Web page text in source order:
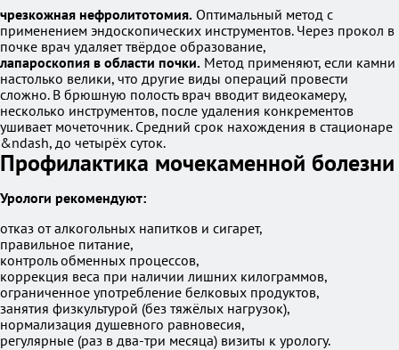
чрезкожная нефролитотомия. Оптимальный метод с
применением эндоскопических инструментов. Через прокол в
почке врач удаляет твёрдое образование,
лапароскопия в области почки. Метод применяют, если камни
настолько велики, что другие виды операций провести
сложно. В брюшную полость врач вводит видеокамеру,
несколько инструментов, после удаления конкрементов
ушивает мочеточник. Средний срок нахождения в стационаре
&ndash, до четырёх суток.
Профилактика мочекаменной болезни
Урологи рекомендуют:
отказ от алкогольных напитков и сигарет,
правильное питание,
контроль обменных процессов,
коррекция веса при наличии лишних килограммов,
ограниченное употребление белковых продуктов,
занятия физкультурой (без тяжёлых нагрузок),
нормализация душевного равновесия,
регулярные (раз в два-три месяца) визиты к урологу.